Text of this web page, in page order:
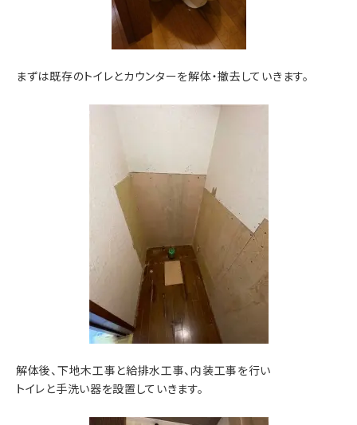
まずは既存のトイレとカウンターを解体・撤去していきます。
解体後、下地木工事と給排水工事、内装工事を行い
トイレと手洗い器を設置していきます。